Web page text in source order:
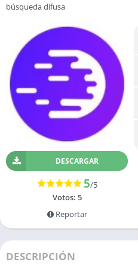
búsqueda difusa
DESCARGAR
5/5
Votos: 5
Reportar
DESCRIPCIÓN